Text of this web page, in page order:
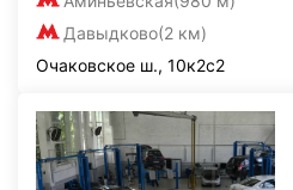
Давыдково(2 км)
Очаковское ш., 10к2с2